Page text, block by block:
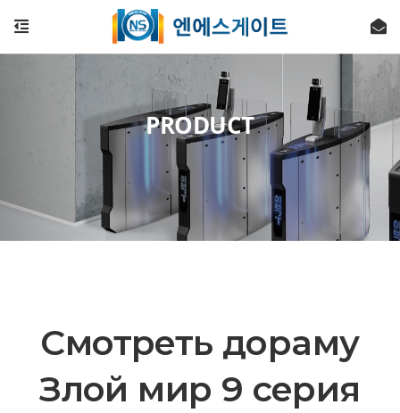
PRODUCT
Смотреть дораму
Злой мир 9 серия